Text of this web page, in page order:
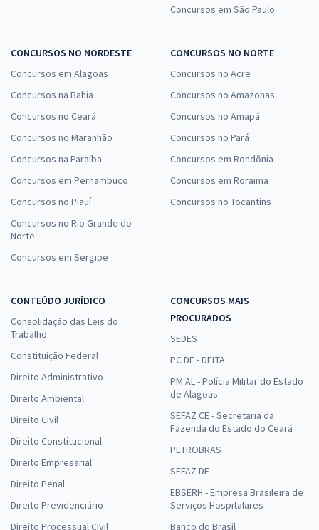
Concursos em São Paulo
CONCURSOS NO NORDESTE
Concursos em Alagoas
Concursos na Bahia
Concursos no Ceará
Concursos no Maranhão
Concursos na Paraíba
Concursos em Pernambuco
Concursos no Piauí
Concursos no Rio Grande do
Norte
Concursos em Sergipe
CONCURSOS NO NORTE
Concursos no Acre
Concursos no Amazonas
Concursos no Amapá
Concursos no Pará
Concursos em Rondônia
Concursos em Roraima
Concursos no Tocantins
CONTEÚDO JURÍDICO
Consolidação das Leis do
Trabalho
Constituição Federal
Direito Administrativo
Direito Ambiental
Direito Civil
Direito Constitucional
Direito Empresarial
Direito Penal
Direito Previdenciário
Direito Processual Civil
CONCURSOS MAIS
PROCURADOS
SEDES
PC DF - DELTA
PM AL - Polícia Militar do Estado
de Alagoas
SEFAZ CE - Secretaria da
Fazenda do Estado do Ceará
PETROBRAS
SEFAZ DF
EBSERH - Empresa Brasileira de
Serviços Hospitalares
Banco do Brasil